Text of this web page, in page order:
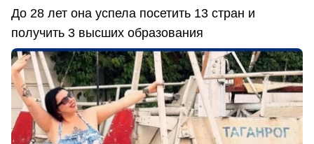
До 28 лет она успела посетить 13 стран и
получить 3 высших образования